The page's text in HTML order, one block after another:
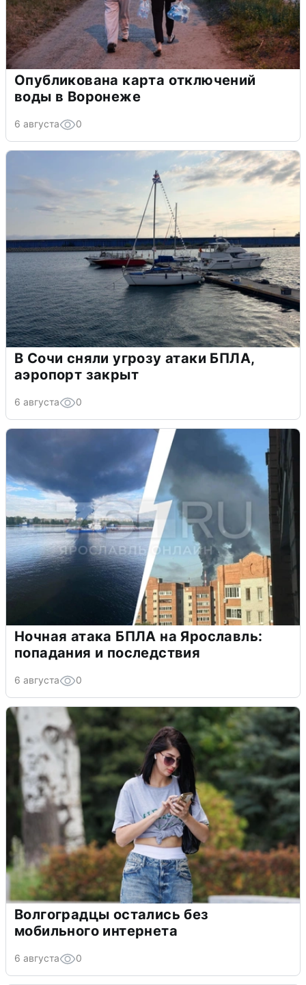
Опубликована карта отключений
воды в Воронеже
6 августа 0
В Сочи сняли угрозу атаки БПЛА,
аэропорт закрыт
6 августа 0
Ночная атака БПЛА на Ярославль:
попадания и последствия
6 августа 0
Волгоградцы остались без
мобильного интернета
6 августа 0